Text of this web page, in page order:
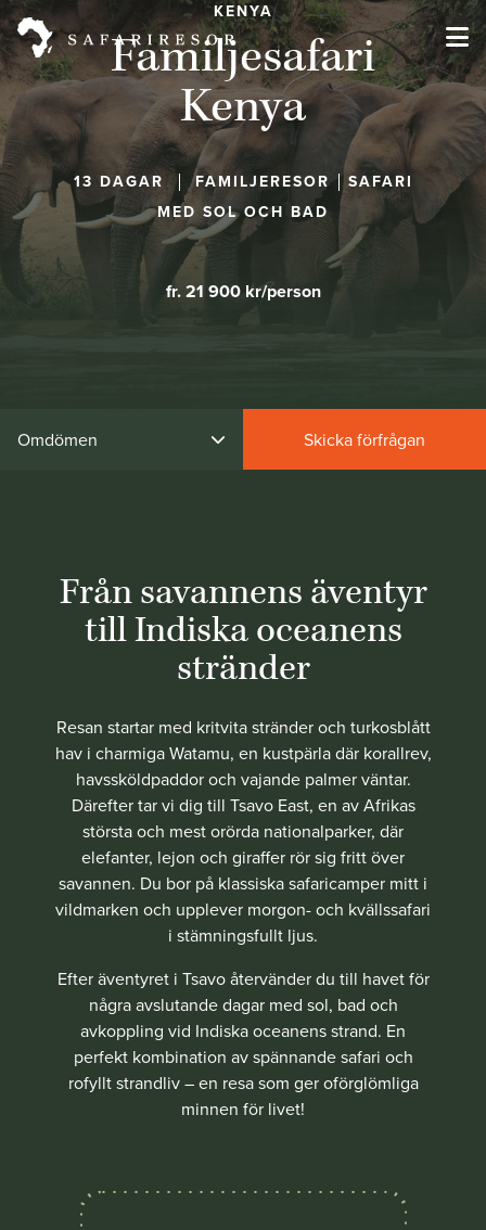
KENYA
Familjesafari
Kenya
13 DAGAR FAMILJERESOR
SAFARI
MED SOL OCH BAD
fr. 21 900 kr/person
Omdömen Skicka förfrågan
Från savannens äventyr
till Indiska oceanens
stränder
Resan startar med kritvita stränder och turkosblått
hav i charmiga Watamu, en kustpärla där korallrev,
havssköldpaddor och vajande palmer väntar.
Därefter tar vi dig till Tsavo East, en av Afrikas
största och mest orörda nationalparker, där
elefanter, lejon och giraffer rör sig fritt över
savannen. Du bor på klassiska safaricamper mitt i
vildmarken och upplever morgon- och kvällssafari
i stämningsfullt ljus.
Efter äventyret i Tsavo återvänder du till havet för
några avslutande dagar med sol, bad och
avkoppling vid Indiska oceanens strand. En
perfekt kombination av spännande safari och
rofyllt strandliv – en resa som ger oförglömliga
minnen för livet!